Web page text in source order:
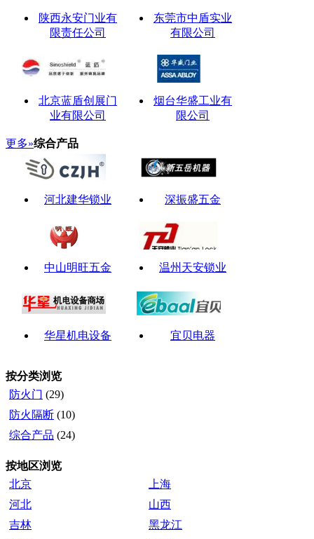
陕西永安门业有
限责任公司
东莞市中盾实业
有限公司
北京蓝盾创展门
业有限公司
烟台华盛工业有
限公司
更多»综合产品
河北建华锁业 深振盛五金
中山明旺五金 温州天安锁业
华星机电设备 宜贝电器
按分类浏览
防火门 (29)
防火隔断 (10)
综合产品 (24)
按地区浏览
北京
上海
河北
山西
吉林
黑龙江